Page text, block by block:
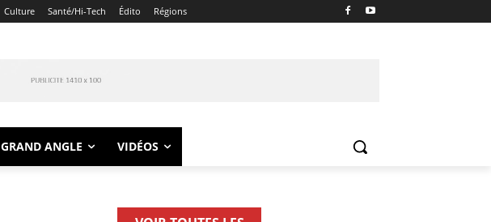
Culture Santé/Hi-Tech Édito Régions
GRAND ANGLE VIDÉOS